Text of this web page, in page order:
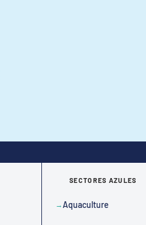
SECTORES AZULES
Aquaculture